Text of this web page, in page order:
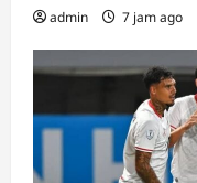
admin 7 jam ago